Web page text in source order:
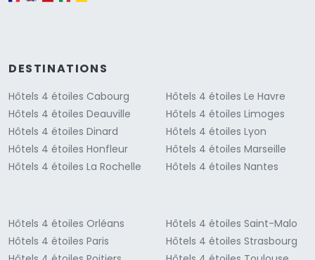
DESTINATIONS
Hôtels 4 étoiles Cabourg
Hôtels 4 étoiles Deauville
Hôtels 4 étoiles Dinard
Hôtels 4 étoiles Honfleur
Hôtels 4 étoiles La Rochelle
Hôtels 4 étoiles Le Havre
Hôtels 4 étoiles Limoges
Hôtels 4 étoiles Lyon
Hôtels 4 étoiles Marseille
Hôtels 4 étoiles Nantes
Hôtels 4 étoiles Orléans
Hôtels 4 étoiles Paris
Hôtels 4 étoiles Saint-Malo
Hôtels 4 étoiles Strasbourg